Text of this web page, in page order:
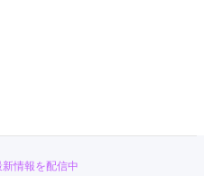
クール
情報を配信中